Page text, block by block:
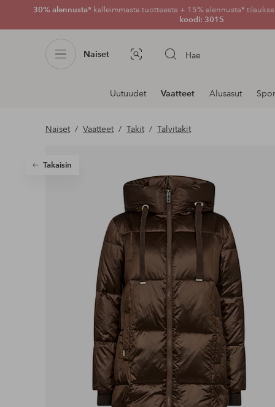
30% alennusta* kalleimmasta tuotteesta + 15% alennusta*
koodi: 3015
Naiset Kuvahaku Hae
Navigointi
osastoilla
Uutuudet Vaatteet Alusasut
Naiset Vaatteet Takit Talvitakit
Takaisin